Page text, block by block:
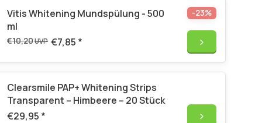
Vitis Whitening Mundspülung - 500
ml
€10,20UVP €7,85 *
-23%
Clearsmile PAP+ Whitening Strips
Transparent – Himbeere – 20 Stück
€29,95 *